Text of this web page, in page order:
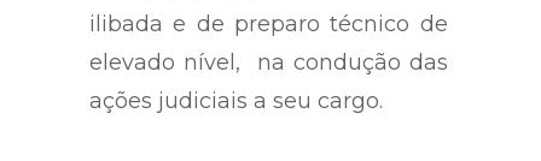
ilibada e de preparo técnico de
elevado nível, na condução das
ações judiciais a seu cargo.